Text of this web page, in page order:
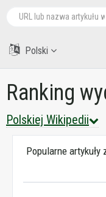
Polski
Ranking
Polskiej Wikipedii
Popularne artykuły